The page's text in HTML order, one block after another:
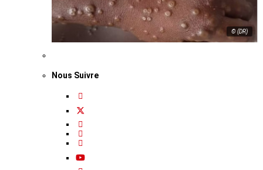
© (DR)
Nous Suivre